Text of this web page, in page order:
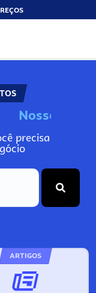
No
precisa
ARTIGOS